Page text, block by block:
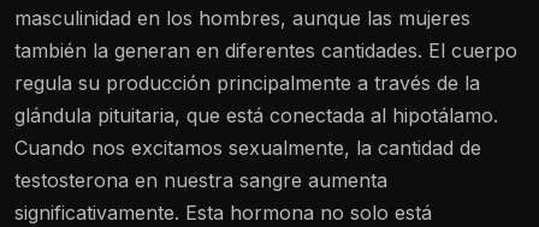
masculinidad en los hombres, aunque las mujeres
también la generan en diferentes cantidades. El cuerpo
regula su producción principalmente a través de la
glándula pituitaria, que está conectada al hipotálamo.
Cuando nos excitamos sexualmente, la cantidad de
testosterona en nuestra sangre aumenta
significativamente. Esta hormona no solo está